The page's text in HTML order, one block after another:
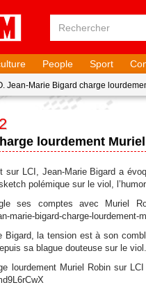
People Sport
Jean-Marie Bigard charge
lourdement
LCI, Jean-Marie Bigard a
polémique sur le viol,
ses comptes avec Muriel
marie-bigard-charge-
la tension est à son
sa blague douteuse sur le
lourdement Muriel Robin sur LCI